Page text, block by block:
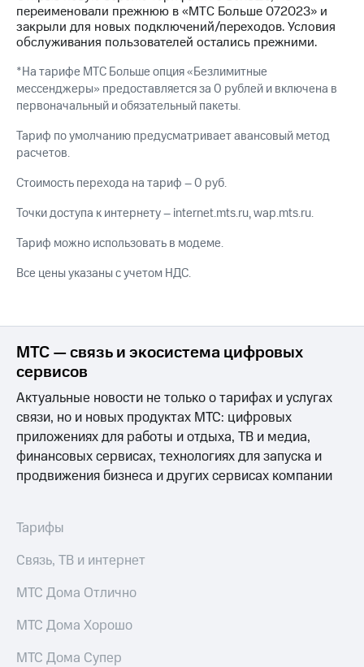
Акции
Домашний
Домашнее
ТВ
Спутниковое
ТВ
Перейти
в МТС
со своим
номером
Подписка
на гигабайты
интернета,
фильмы,
и многое
другое
Семейная
группа
подписки
доступ
Кино,
музыка,
МТС
Premium
Подписка
на гигабайты
интернета,
музыка
Семейная
группа
Скидка
общие
Сертификаты
безопасности
Всё
под
рукой
в Мой МТС
в нашем
приложении
КИОН
КИОН
переименовали прежнюю в «МТС Больше 072023» и
закрыли для новых подключений/переходов. Условия
обслуживания пользователей остались прежними.
*На тарифе МТС Больше опция «Безлимитные
мессенджеры» предоставляется за 0 рублей и включена в
первоначальный и обязательный пакеты.
Тариф по умолчанию предусматривает авансовый метод
расчетов.
Стоимость перехода на тариф – 0 руб.
Точки доступа к интернету – internet.mts.ru, wap.mts.ru.
Тариф можно использовать в модеме.
Все цены указаны с учетом НДС.
МТС — связь и экосистема цифровых
сервисов
Актуальные новости не только о тарифах и услугах
связи, но и новых продуктах МТС: цифровых
приложениях для работы и отдыха, ТВ и медиа,
финансовых сервисах, технологиях для запуска и
продвижения бизнеса и других сервисах компании
Тарифы
Связь, ТВ и интернет
МТС Дома Отлично
МТС Дома Хорошо
МТС Дома Супер